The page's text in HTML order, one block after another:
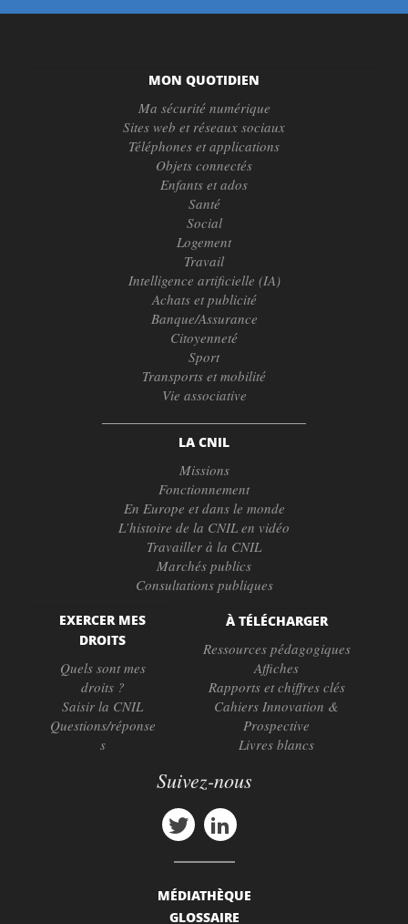
MON QUOTIDIEN
Ma sécurité numérique
Sites web et réseaux sociaux
Téléphones et applications
Objets connectés
Enfants et ados
Santé
Social
Logement
Travail
Intelligence artificielle (IA)
Achats et publicité
Banque/Assurance
Citoyenneté
Sport
Transports et mobilité
Vie associative
LA CNIL
Missions
Fonctionnement
En Europe et dans le monde
L’histoire de la CNIL en vidéo
Travailler à la CNIL
Marchés publics
Consultations publiques
EXERCER MES
DROITS
Quels sont mes
droits ?
Saisir la CNIL
Questions/réponse
s
À TÉLÉCHARGER
Ressources pédagogiques
Affiches
Rapports et chiffres clés
Cahiers Innovation &
Prospective
Livres blancs
Suivez-nous
MÉDIATHÈQUE
GLOSSAIRE